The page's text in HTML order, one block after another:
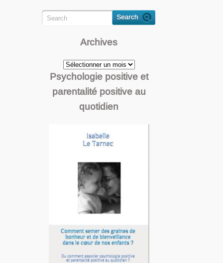
Archives
Archives
Psychologie positive et
parentalité positive au
quotidien